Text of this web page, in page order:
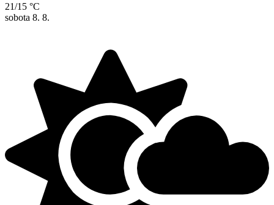
21/15 °C
sobota 8. 8.